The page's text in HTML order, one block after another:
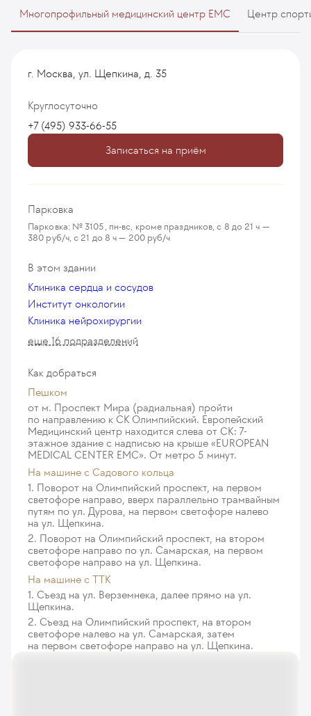
Многопрофильный медицинский центр EMC Центр
г. Москва, ул. Щепкина, д. 35
Круглосуточно
+7 (495) 933-66-55
Записаться на приём
Парковка
Парковка: № 3105, пн-вс, кроме праздников, с 8 до 21 ч —
380 руб/ч, с 21 до 8 ч — 200 руб/ч
В этом здании
Клиника сердца и сосудов
Институт онкологии
Клиника нейрохирургии
еще 16 подразделений
Как добраться
Пешком
от м. Проспект Мира (радиальная) пройти
по направлению к СК Олимпийский. Европейский
Медицинский центр находится слева от СК: 7-
этажное здание с надписью на крыше «EUROPEAN
MEDICAL CENTER EMC». От метро 5 минут.
На машине c Садового кольца
1. Поворот на Олимпийский проспект, на первом
светофоре направо, вверх параллельно трамвайным
путям по ул. Дурова, на первом светофоре налево
на ул. Щепкина.
2. Поворот на Олимпийский проспект, на втором
светофоре направо по ул. Самарская, на первом
светофоре направо на ул. Щепкина.
На машине с ТТК
1. Съезд на ул. Верземнека, далее прямо на ул.
Щепкина.
2. Съезд на Олимпийский проспект, на втором
светофоре налево на ул. Самарская, затем
на первом светофоре направо на ул. Щепкина.